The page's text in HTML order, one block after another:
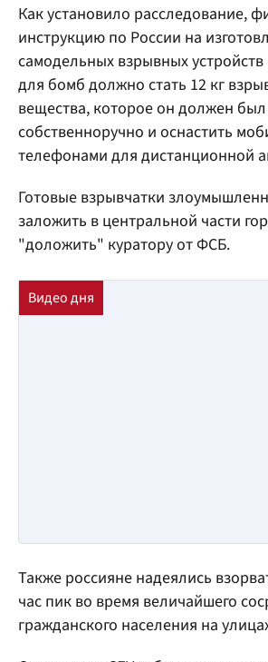
Как установило расследование,
инструкцию по России на
самодельных взрывных
для бомб должно стать 12 кг
вещества, которое он должен был
собственноручно и оснастить
телефонами для дистанционной
Готовые взрывчатки
заложить в центральной части
"доложить" куратору от ФСБ.
Также россияне надеялись
час пик во время величайшего
гражданского населения на